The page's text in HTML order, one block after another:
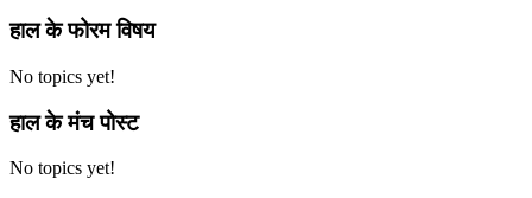
हाल के फोरम विषय
No topics yet!
हाल के मंच पोस्ट
No topics yet!